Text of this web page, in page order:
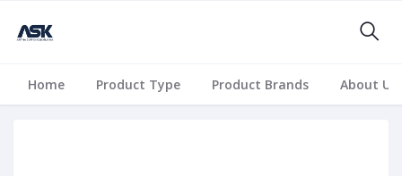
Home Product Type Product Brands About Us